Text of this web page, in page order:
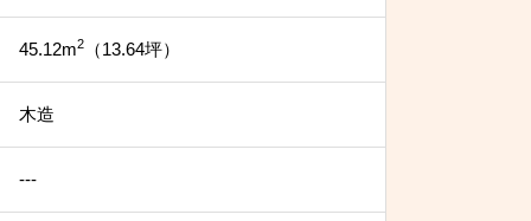
45.12m2 （13.64坪）
木造
---